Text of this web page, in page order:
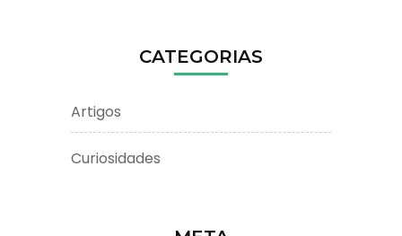
CATEGORIAS
Artigos
Curiosidades